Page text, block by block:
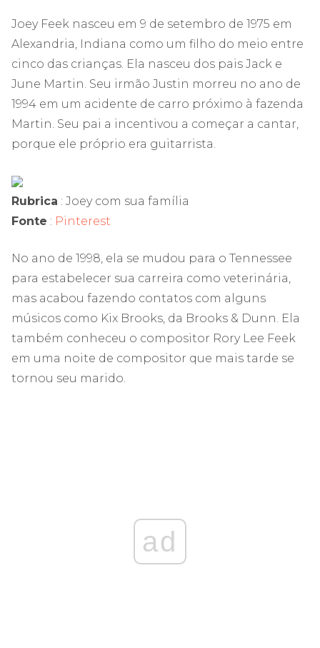
Joey Feek nasceu em 9 de setembro de 1975 em
Alexandria, Indiana como um filho do meio entre
cinco das crianças. Ela nasceu dos pais Jack e
June Martin. Seu irmão Justin morreu no ano de
1994 em um acidente de carro próximo à fazenda
Martin. Seu pai a incentivou a começar a cantar,
porque ele próprio era guitarrista.
Rubrica : Joey com sua família
Fonte : Pinterest
No ano de 1998, ela se mudou para o Tennessee
para estabelecer sua carreira como veterinária,
mas acabou fazendo contatos com alguns
músicos como Kix Brooks, da Brooks & Dunn. Ela
também conheceu o compositor Rory Lee Feek
em uma noite de compositor que mais tarde se
tornou seu marido.
ad